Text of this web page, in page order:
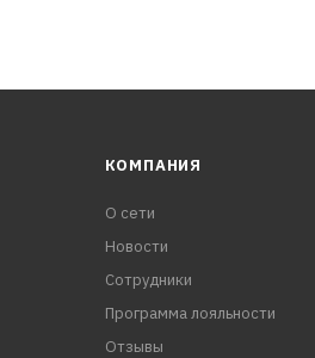
КОМПАНИЯ
О сети
Новости
Сотрудники
Программа лояльности
Отзывы